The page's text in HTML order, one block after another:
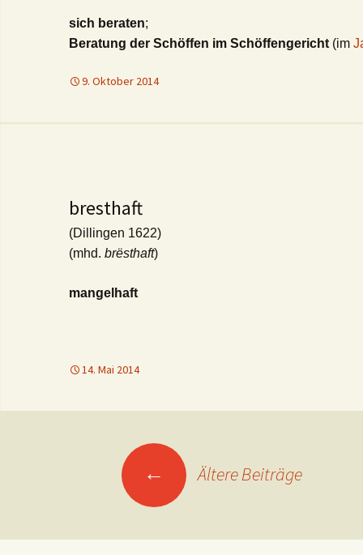
sich beraten;
Beratung der Schöffen im Schöffengericht (im
9. Oktober 2014
bresthaft
(Dillingen 1622)
(mhd. brësthaft)
mangelhaft
14. Mai 2014
Beitragsnavigation
← Ältere Beiträge